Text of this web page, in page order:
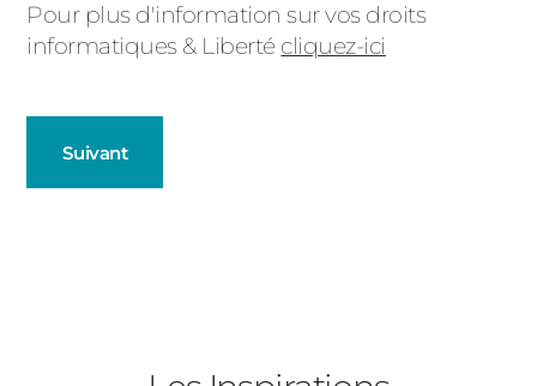
Pour plus d'information sur vos droits
informatiques & Liberté cliquez-ici
Suivant